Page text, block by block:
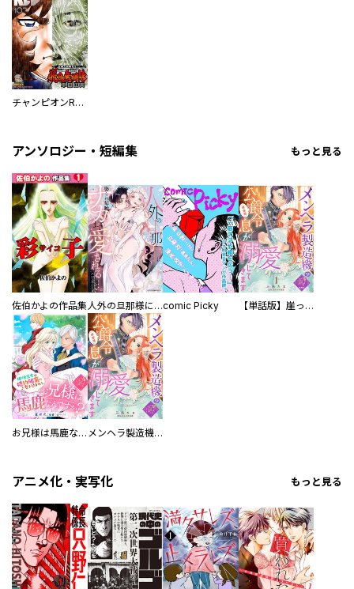
チャンピオンRED
アンソロジー・短編集 もっと見る
佐伯かよの作品集 人外の旦那様に娶られ毎晩ナカまで愛される…。アンソロジーcomic Picky 【単話版】崖っぷち令嬢ですが、意地と策略で幸せになります！シリーズ
お兄様は馬鹿なんですか？～地味王女は婚約破棄に巻き込まれる～ メンヘラ製造機の公爵令息（過保護）が溺愛してきます
アニメ化・実写化 もっと見る